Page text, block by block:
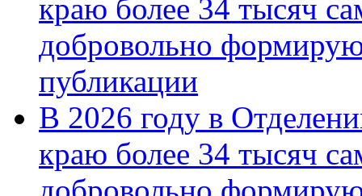
краю более 34 тысяч
добровольно
публикации
В 2026 году в
краю более 34 тысяч